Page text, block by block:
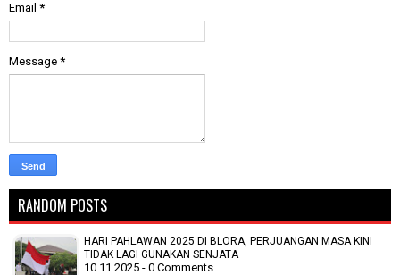
Email *
Message *
RANDOM POSTS
HARI PAHLAWAN 2025 DI BLORA, PERJUANGAN MASA KINI
TIDAK LAGI GUNAKAN SENJATA‎
10.11.2025 - 0 Comments